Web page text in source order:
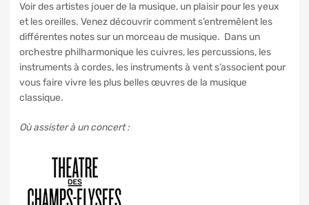
Voir des artistes jouer de la musique, un plaisir pour les yeux
et les oreilles. Venez découvrir comment s’entremêlent les
différentes notes sur un morceau de musique. Dans un
orchestre philharmonique les cuivres, les percussions, les
instruments à cordes, les instruments à vent s’associent pour
vous faire vivre les plus belles œuvres de la musique
classique.
Où assister à un concert :